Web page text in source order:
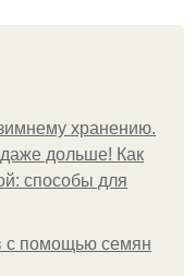
хранению.
дольше! Как
способы для
с помощью семян